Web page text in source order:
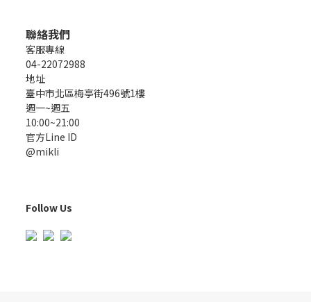
聯絡我們
客服專線
04-22072988
地址
臺中市北區梅亭街496號1樓
週一~週五
10:00~21:00
官方Line ID
@mikli
Follow Us